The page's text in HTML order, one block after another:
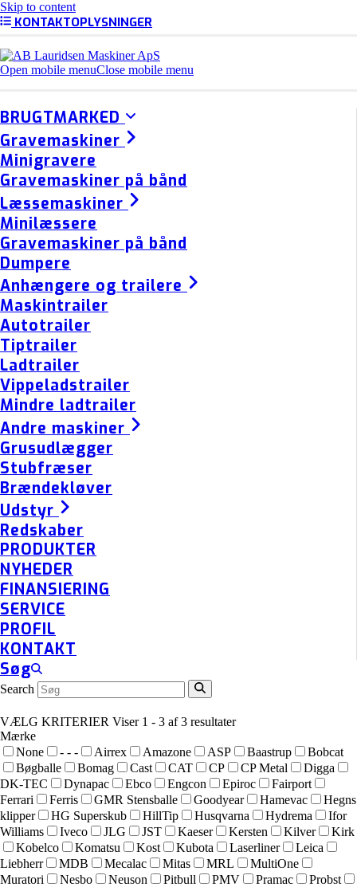
Skip to content
KONTAKTOPLYSNINGER
Open mobile menuClose mobile menu
BRUGTMARKED
Gravemaskiner
Minigravere
Gravemaskiner på bånd
Læssemaskiner
Minilæssere
Gravemaskiner på bånd
Dumpere
Anhængere og trailere
Maskintrailer
Autotrailer
Tiptrailer
Ladtrailer
Vippeladstrailer
Mindre ladtrailer
Andre maskiner
Grusudlægger
Stubfræser
Brændekløver
Udstyr
Redskaber
PRODUKTER
NYHEDER
FINANSIERING
SERVICE
PROFIL
KONTAKT
Søg
Search
VÆLG KRITERIER Viser 1 - 3 af 3 resultater
Mærke
None
- - - Airrex Amazone ASP Baastrup
Bobcat
Bøgballe
Bomag Cast CAT CP CP Metal
Digga
DK-TEC
Dynapac Ebco Engcon Epiroc
Fairport
Ferrari
Ferris GMR Stensballe Goodyear Hamevac
Hegns
klipper
HG Superskub HillTip Husqvarna Hydrema
Ifor
Williams
Iveco JLG JST Kaeser Kersten Kilver
Kirk
Kobelco
Komatsu Kost Kubota Laserliner
Leica
Liebherr
MDB Mecalac Mitas MRL
MultiOne
Muratori
Nesbo Neuson Pitbull PMV Pramac
Probst